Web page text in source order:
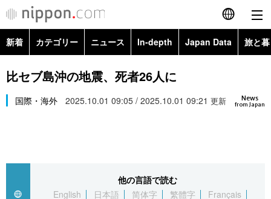
English
繁體字
新着 カテゴリー ニュース In-depth Japan Data 旅と
政治・外交
経済・ビジネス
社会
文化
Images
お知らせ
比セブ島沖の地震、死者26人に
News
from Japan
国際・海外 2025.10.01 09:05 / 2025.10.01 09:21 更新
他の言語で読む
English
日本語 简体字 繁體字
Français